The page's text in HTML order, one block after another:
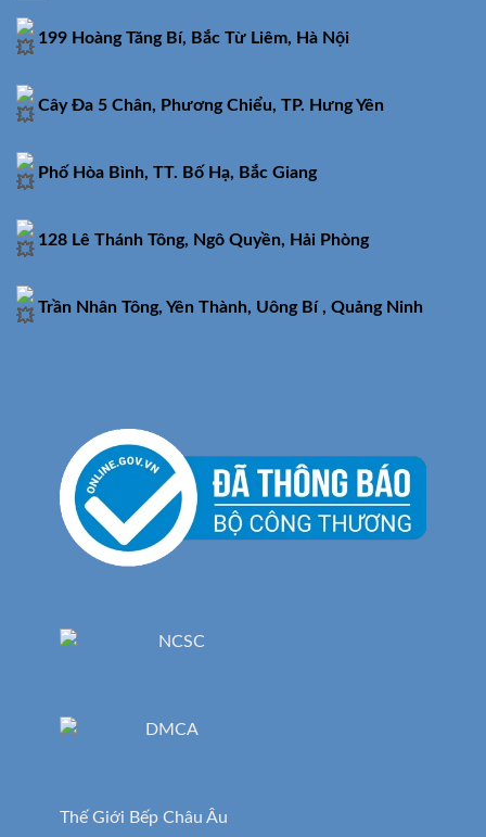
199 Hoàng Tăng Bí, Bắc Từ Liêm, Hà Nội
Cây Đa 5 Chân, Phương Chiểu, TP. Hưng Yên
Phố Hòa Bình, TT. Bố Hạ, Bắc Giang
128 Lê Thánh Tông, Ngô Quyền, Hải Phòng
Trần Nhân Tông, Yên Thành, Uông Bí , Quảng Ninh
Thế Giới Bếp Châu Âu